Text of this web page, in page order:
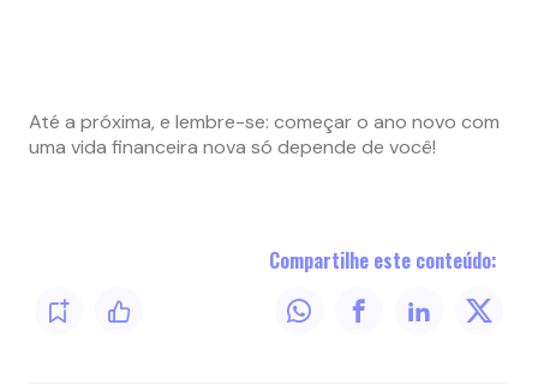
Até a próxima, e lembre-se: começar o ano novo com
uma vida financeira nova só depende de você!
Compartilhe este conteúdo: